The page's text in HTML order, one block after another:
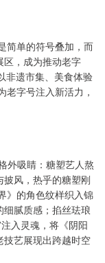
简单的符号叠加，而
区，成为推动老字
遗市集、美食体验
老字号注入新活力，
外吸睛：糖塑艺人熬
披风，热乎的糖塑刚
》的角色纹样织入锦
细腻质感；掐丝珐琅
入灵魂，将《阴阳
技艺展现出跨越时空